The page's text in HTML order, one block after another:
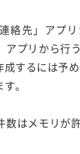
絡先」アプリ
アプリから行
成するには予
。
数はメモリが